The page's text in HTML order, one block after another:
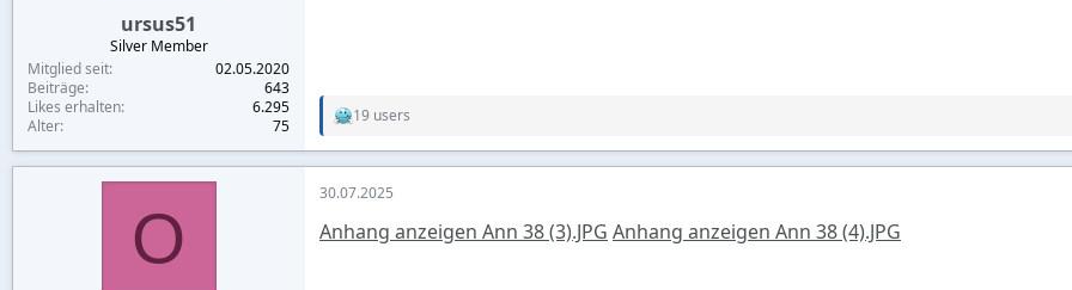
ursus51
Silver Member
Mitglied seit
02.05.2020
Beiträge
643
Likes erhalten
6.295
Alter
75
R
a
t
o
19 users
O
30.07.2025
Anhang anzeigen Ann 38 (3).JPG Anhang anzeigen Ann 38 (4).JPG